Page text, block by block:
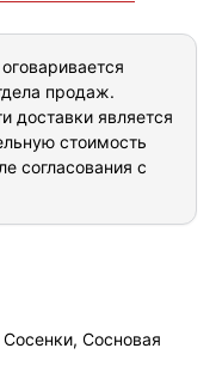
продаж.
доставки является
стоимость
согласования с
Сосновая